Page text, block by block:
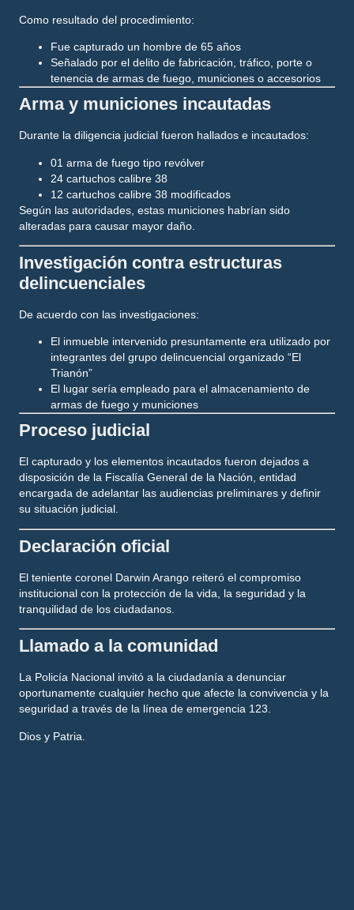
Como resultado del procedimiento:
Fue capturado un hombre de 65 años
Señalado por el delito de fabricación, tráfico, porte o
tenencia de armas de fuego, municiones o accesorios
Arma y municiones incautadas
Durante la diligencia judicial fueron hallados e incautados:
01 arma de fuego tipo revólver
24 cartuchos calibre 38
12 cartuchos calibre 38 modificados
Según las autoridades, estas municiones habrían sido
alteradas para causar mayor daño.
Investigación contra estructuras
delincuenciales
De acuerdo con las investigaciones:
El inmueble intervenido presuntamente era utilizado por
integrantes del grupo delincuencial organizado “El
Trianón”
El lugar sería empleado para el almacenamiento de
armas de fuego y municiones
Proceso judicial
El capturado y los elementos incautados fueron dejados a
disposición de la Fiscalía General de la Nación, entidad
encargada de adelantar las audiencias preliminares y definir
su situación judicial.
Declaración oficial
El teniente coronel Darwin Arango reiteró el compromiso
institucional con la protección de la vida, la seguridad y la
tranquilidad de los ciudadanos.
Llamado a la comunidad
La Policía Nacional invitó a la ciudadanía a denunciar
oportunamente cualquier hecho que afecte la convivencia y la
seguridad a través de la línea de emergencia 123.
Dios y Patria.